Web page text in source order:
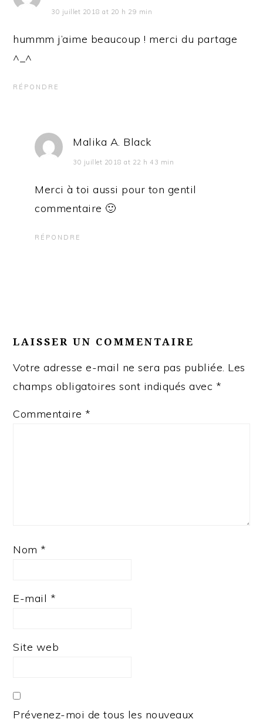
30 juillet 2018 at 20 h 29 min
hummm j’aime beaucoup ! merci du partage
^_^
RÉPONDRE
Malika A. Black
30 juillet 2018 at 22 h 43 min
Merci à toi aussi pour ton gentil
commentaire 🙂
RÉPONDRE
LAISSER UN COMMENTAIRE
Votre adresse e-mail ne sera pas publiée. Les
champs obligatoires sont indiqués avec *
Commentaire *
Nom *
E-mail *
Site web
Prévenez-moi de tous les nouveaux